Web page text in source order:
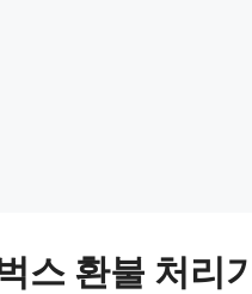
스 환불 처리